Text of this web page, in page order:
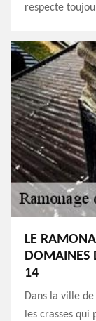
respecte
LE
DOMAINES
14
Dans la ville
les crasses